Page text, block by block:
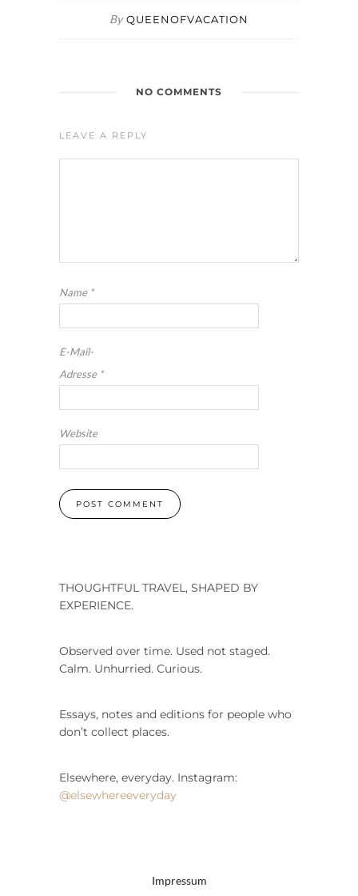
By QUEENOFVACATION
NO COMMENTS
LEAVE A REPLY
Name *
E-Mail-
Adresse *
Website
THOUGHTFUL TRAVEL, SHAPED BY
EXPERIENCE.
Observed over time. Used not staged.
Calm. Unhurried. Curious.
Essays, notes and editions for people who
don’t collect places.
Elsewhere, everyday. Instagram:
@elsewhereeveryday
Impressum